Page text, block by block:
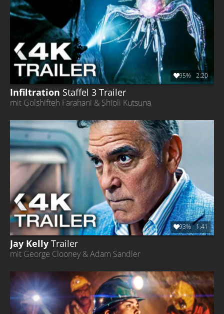
Infiltration Staffel 3 Trailer
mit Golshifteh Farahani & Shioli Kutsuna
95% 2:20
Jay Kelly Trailer
mit George Clooney & Adam Sandler
93% 1:41